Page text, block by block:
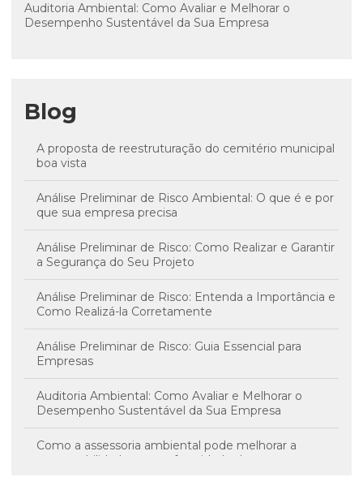
Auditoria Ambiental: Como Avaliar e Melhorar o
Desempenho Sustentável da Sua Empresa
Blog
A proposta de reestruturação do cemitério municipal
boa vista
Análise Preliminar de Risco Ambiental: O que é e por
que sua empresa precisa
Análise Preliminar de Risco: Como Realizar e Garantir
a Segurança do Seu Projeto
Análise Preliminar de Risco: Entenda a Importância e
Como Realizá-la Corretamente
Análise Preliminar de Risco: Guia Essencial para
Empresas
Auditoria Ambiental: Como Avaliar e Melhorar o
Desempenho Sustentável da Sua Empresa
Como a assessoria ambiental pode melhorar a
sustentabilidade e a conformidade da sua empresa